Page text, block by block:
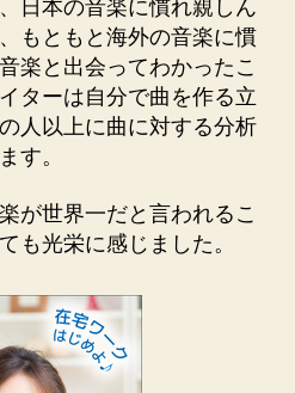
日本の音楽に慣れ親しん
もともと海外の音楽に慣
楽と出会ってわかったこ
ターは自分で曲を作る立
人以上に曲に対する分析
す。
が世界一だと言われるこ
も光栄に感じました。